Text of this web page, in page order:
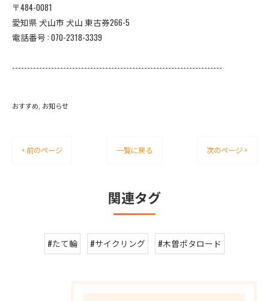
〒484-0081
愛知県 犬山市 犬山 東古券266-5
電話番号 : 070-2318-3339
----------------------------------------------------------------------
おすすめ お知らせ
< 前のページ 一覧に戻る 次のページ >
関連タグ
#たて輪 #サイクリング #木曽ポタロード